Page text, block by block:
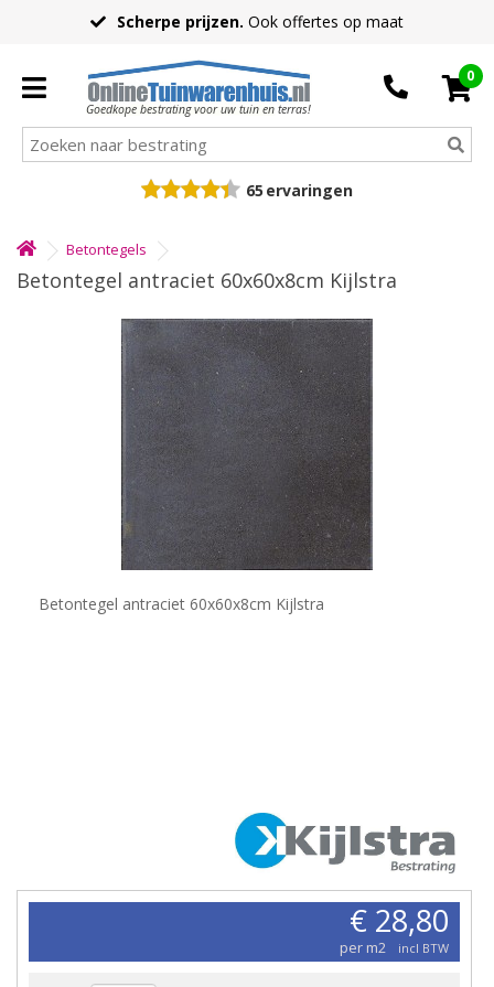
Scherpe prijzen. Ook offertes op maat
Goedkope bestrating voor uw tuin en terras!
0
65 ervaringen
Betontegels
Betontegel antraciet 60x60x8cm Kijlstra
Betontegel antraciet 60x60x8cm Kijlstra
€ 28,80
per m2 incl BTW